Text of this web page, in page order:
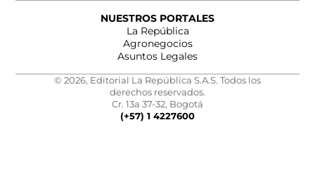
NUESTROS PORTALES
La República
Agronegocios
Asuntos Legales
© 2026, Editorial La República S.A.S. Todos los
derechos reservados.
Cr. 13a 37-32, Bogotá
(+57) 1 4227600